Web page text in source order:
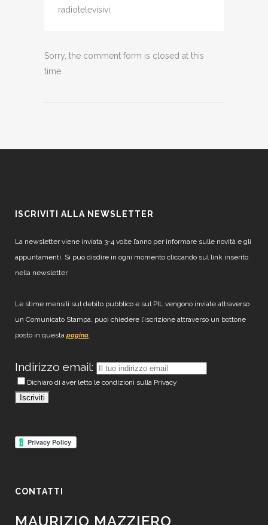
radiotelevisivi.
Sorry, the comment form is closed at this
time.
ISCRIVITI ALLA NEWSLETTER
La newsletter viene inviata 3-4 volte l’anno per informare sulle novità e gli
appuntamenti. Si può disdire in ogni momento cliccando sul link inserito
nella newsletter.
Le stime mensili sul debito pubblico e sul PIL vengono inviate attraverso
un Comunicato Stampa, puoi chiedere l’iscrizione attraverso un bottone
posto in questa pagina.
Indirizzo email:
Dichiaro di aver letto le condizioni sulla Privacy
CONTATTI
MAURIZIO MAZZIERO